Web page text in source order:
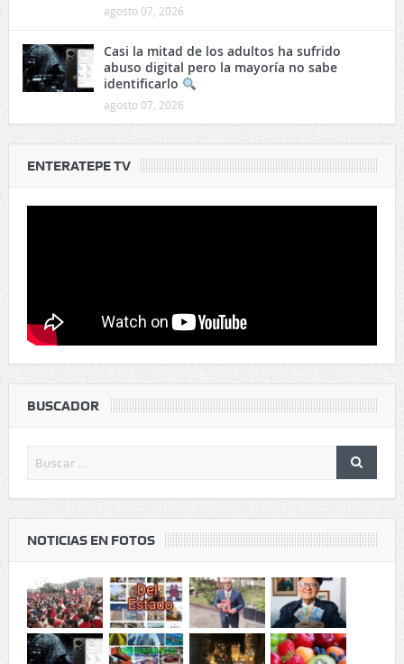
agosto 07, 2026
Casi la mitad de los adultos ha sufrido
abuso digital pero la mayoría no sabe
identificarlo
agosto 07, 2026
ENTERATEPE TV
BUSCADOR
NOTICIAS EN FOTOS